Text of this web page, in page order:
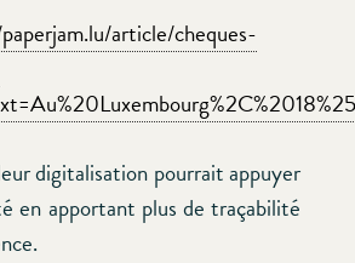
article/cheques-
digitalisation pourrait appuyer
en apportant plus de traçabilité